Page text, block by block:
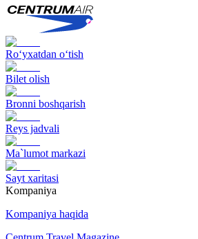
Ro‘yxatdan o‘tish
Bilet olish
Bronni boshqarish
Reys jadvali
Ma`lumot markazi
Sayt xaritasi
Kompaniya
Kompaniya haqida